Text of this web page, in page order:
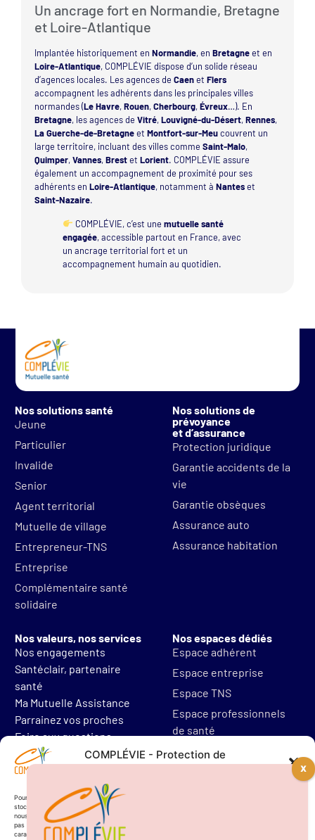
COMPLÉVIE - Protection de
Pour offrir les meilleures expériences, nous utilisons des technologies telles que les cookies pour
stocker et/ou accéder aux informations des appareils. Le fait de consentir à ces technologies
nous permettra de traiter des données telles que le comportement de navigation. Le fait de ne
pas consentir ou de retirer son consentement peut avoir un effet négatif sur certaines
caractéristiques et fonctions.
Un ancrage fort en Normandie, Bretagne
et Loire-Atlantique
Implantée historiquement enNormandie, enBretagneet en
Loire-Atlantique, COMPLÉVIE dispose d’un solide réseau
d’agences locales. Les agences deCaenetFlers
accompagnent les adhérents dans les principales villes
normandes (Le Havre,Rouen,Cherbourg,Évreux…). En
Bretagne, les agences deVitré,Louvigné-du-Désert,Rennes,
La Guerche-de-BretagneetMontfort-sur-Meucouvrent un
large territoire, incluant des villes commeSaint-Malo,
Quimper,Vannes,BrestetLorient. COMPLÉVIE assure
également un accompagnement de proximité pour ses
adhérents enLoire-Atlantique, notamment àNanteset
Saint-Nazaire.
COMPLÉVIE, c’est une mutuelle santé
engagée, accessible partout en France, avec
un ancrage territorial fort et un
accompagnement humain au quotidien.
Nos solutions santé
Jeune
Particulier
Invalide
Senior
Agent territorial
Mutuelle de village
Entrepreneur-TNS
Entreprise
Complémentaire santé
solidaire
Nos solutions de
prévoyance
et d’assurance
Protection juridique
Garantie accidents de la
vie
Garantie obsèques
Assurance auto
Assurance habitation
Nos valeurs, nos services
Nos engagements
Santéclair, partenaire
santé
Ma Mutuelle Assistance
Parrainez vos proches
Foire aux questions
Nos espaces dédiés
Espace adhérent
Espace entreprise
Espace TNS
Espace professionnels
de santé
Mentions légales
Protections des données